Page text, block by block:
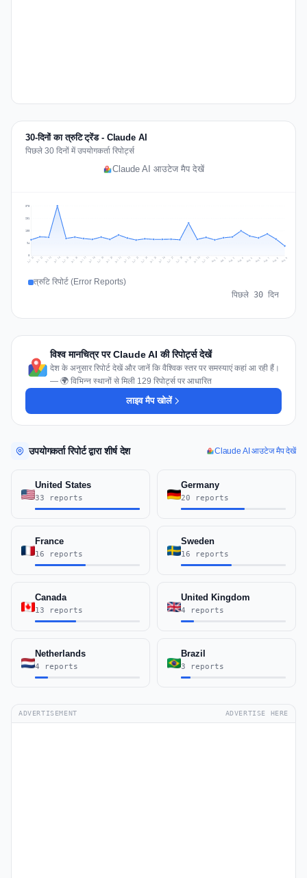
30-दिनों का त्रुटि ट्रेंड - Claude AI
पिछले 30 दिनों में उपयोगकर्ता रिपोर्ट्स
Claude AI आउटेज मैप देखें
94
188
281
375
Jul 11 Jul 12 Jul 13 Jul 14 Jul 15 Jul 16 Jul 17 Jul 18 Jul 19 Jul 20 Jul 21 Jul 22 Jul 23 Jul 24 Jul 25 Jul 26 Jul 27 Jul 28 Jul 29 Jul 30 Jul 31 Aug 1 Aug 2 Aug 3 Aug 4 Aug 5 Aug 6 Aug 7 Aug 8 Aug 9
त्रुटि रिपोर्ट (Error Reports)
पिछले 30 दिन
विश्व मानचित्र पर Claude AI की रिपोर्ट्स देखें
देश के अनुसार रिपोर्ट देखें और जानें कि वैश्विक स्तर पर समस्याएं कहां आ रही हैं।
— 🌍 विभिन्न स्थानों से मिली 129 रिपोर्ट्स पर आधारित
लाइव मैप खोलें
उपयोगकर्ता रिपोर्ट द्वारा शीर्ष देश Claude AI आउटेज मैप देखें
United States
33 reports
Germany
20 reports
France
16 reports
Sweden
16 reports
Canada
13 reports
United Kingdom
4 reports
Netherlands
4 reports
Brazil
3 reports
ADVERTISEMENT ADVERTISE HERE